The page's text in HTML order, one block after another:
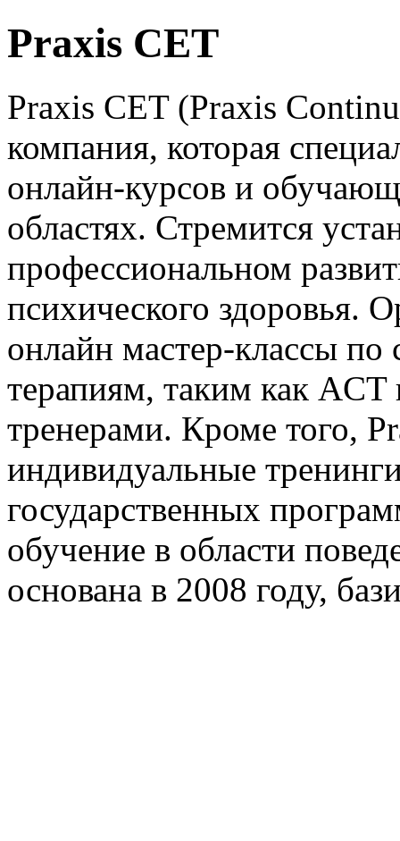
Praxis CET
Praxis CET (Praxis
компания, которая
онлайн-курсов и
областях. Стремится
профессиональном
психического здоровья.
онлайн мастер-классы
терапиям, таким как
тренерами. Кроме того,
индивидуальные
государственных
обучение в области
основана в 2008 году,